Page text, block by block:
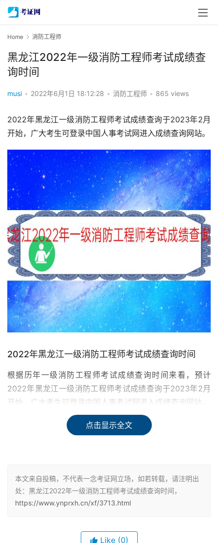
Home 消防工程师
黑龙江2022年一级消防工程师考试成绩查
询时间
musi • 2022年6月1日 18:12:28 • 消防工程师 • 865 views
2022年黑龙江一级消防工程师考试成绩查询于2023年2月
开始，广大考生可登录中国人事考试网进入成绩查询网站。
2022年黑龙江一级消防工程师考试成绩查询时间
根据历年一级消防工程师考试成绩查询时间来看，预计
2022年黑龙江一级消防工程师考试成绩查询于2023年2月
开始，广大考生可登录中国人事考试网进入成绩查询网站。
一级注册消防工程师资格考试成绩实行滚动管理，参加全部
内通过应试科目，方可取得一级注册消防工程师资格证书。
考一级消防工程师有什么好处
点击显示全文
本文来自投稿，不代表一念考证网立场，如若转载，请注明出
处：黑龙江2022年一级消防工程师考试成绩查询时间，
https://www.ynprxh.cn/xf/3713.html
Like (0)